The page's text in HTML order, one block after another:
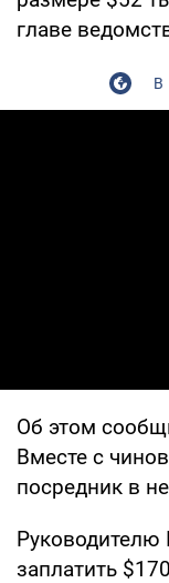
главе
Об этом
Вместе с
посредник в
Руководителю
заплатить